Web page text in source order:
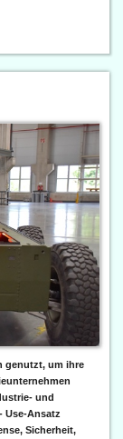
genutzt, um ihre
und
Use-Ansatz
Sicherheit,